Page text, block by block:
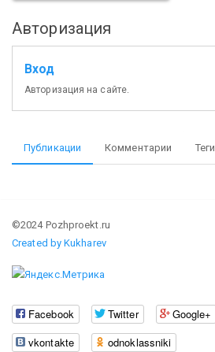
Авторизация
Вход
Авторизация на сайте.
Публикации Комментарии Теги
©2024 Pozhproekt.ru
Created by Kukharev
Facebook Twitter Google+
vkontakte
odnoklassniki